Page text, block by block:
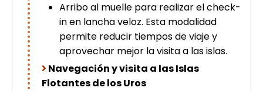
Arribo al muelle para realizar el check-
in en lancha veloz. Esta modalidad
permite reducir tiempos de viaje y
aprovechar mejor la visita a las islas.
Navegación y visita a las Islas
Flotantes de los Uros